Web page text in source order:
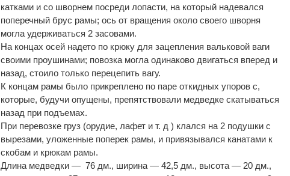
катками и со шворнем посреди лопасти, на который надевался
поперечный брус рамы; ось от вращения около своего шворня
могла удерживаться 2 засовами.
На концах осей надето по крюку для зацепления вальковой ваги
своими проушинами; повозка могла одинаково двигаться вперед и
назад, стоило только перецепить вагу.
К концам рамы было прикреплено по паре откидных упоров с,
которые, будучи опущены, препятствовали медведке скатываться
назад при подъемах.
При перевозке груз (орудие, лафет и т. д ) клался на 2 подушки с
вырезами, уложенные поперек рамы, и привязывался канатами к
скобам и крюкам рамы.
Длина медведки — 76 дм., ширина — 42,5 дм., высота — 20 дм.,